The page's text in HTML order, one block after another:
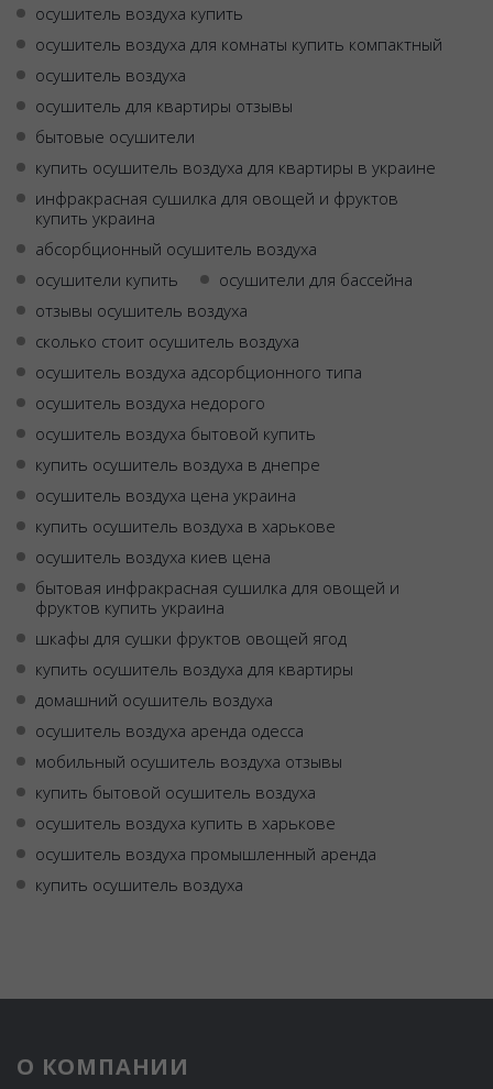
осушитель воздуха купить
осушитель воздуха для комнаты купить компактный
осушитель воздуха
осушитель для квартиры отзывы
бытовые осушители
купить осушитель воздуха для квартиры в украине
инфракрасная сушилка для овощей и фруктов
купить украина
абсорбционный осушитель воздуха
осушители купить
осушители для бассейна
отзывы осушитель воздуха
сколько стоит осушитель воздуха
осушитель воздуха адсорбционного типа
осушитель воздуха недорого
осушитель воздуха бытовой купить
купить осушитель воздуха в днепре
осушитель воздуха цена украина
купить осушитель воздуха в харькове
осушитель воздуха киев цена
бытовая инфракрасная сушилка для овощей и
фруктов купить украина
шкафы для сушки фруктов овощей ягод
купить осушитель воздуха для квартиры
домашний осушитель воздуха
осушитель воздуха аренда одесса
мобильный осушитель воздуха отзывы
купить бытовой осушитель воздуха
осушитель воздуха купить в харькове
осушитель воздуха промышленный аренда
купить осушитель воздуха
О КОМПАНИИ